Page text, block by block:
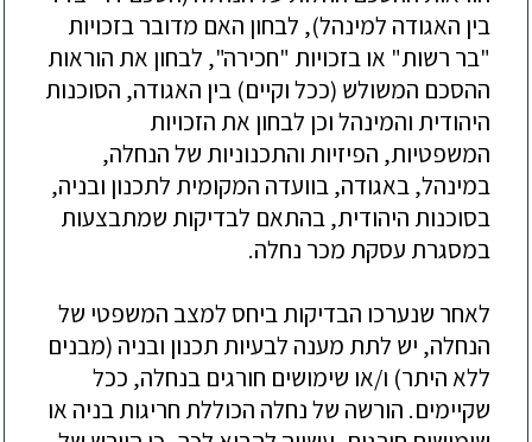
בין האגודה למינהל), לבחון האם מדובר בזכויות
"בר רשות" או בזכויות "חכירה", לבחון את הוראות
ההסכם המשולש (ככל וקיים) בין האגודה, הסוכנות
היהודית והמינהל וכן לבחון את הזכויות
המשפטיות, הפיזיות והתכנוניות של הנחלה,
במינהל, באגודה, בוועדה המקומית לתכנון ובניה,
בסוכנות היהודית, בהתאם לבדיקות שמתבצעות
במסגרת עסקת מכר נחלה.
לאחר שנערכו הבדיקות ביחס למצב המשפטי של
הנחלה, יש לתת מענה לבעיות תכנון ובניה (מבנים
ללא היתר) ו/או שימושים חורגים בנחלה, ככל
שקיימים. הורשה של נחלה הכוללת חריגות בניה או